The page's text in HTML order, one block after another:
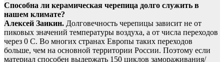
Способна ли керамическая черепица долго служить в
нашем климате?
Алексей Заикин. Долговечность черепицы зависит не от
пиковых значений температуры воздуха, а от числа переходов
через 0 С. Во многих странах Европы таких переходов
больше, чем на основной территории России. Поэтому если
материал способен выдержать 150 циклов замораживания/